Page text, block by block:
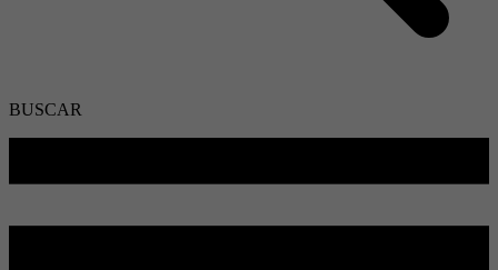
BUSCAR